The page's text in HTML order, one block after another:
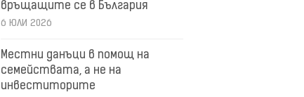
връщащите се в България
6 ЮЛИ 2026
Местни данъци в помощ на
семействата, а не на
инвеститорите